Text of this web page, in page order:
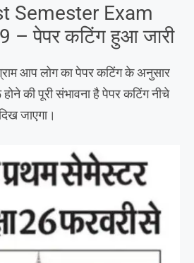
Semester Exam
– पेपर कटिंग हुआ जारी
आप लोग का पेपर कटिंग के अनुसार
की पूरी संभावना है पेपर कटिंग नीचे
जाएगा।